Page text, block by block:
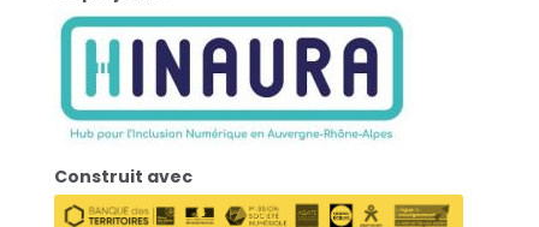
Construit avec